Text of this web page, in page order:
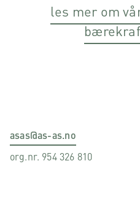
les mer om
asas@as-as.no
org.nr. 954 326 810